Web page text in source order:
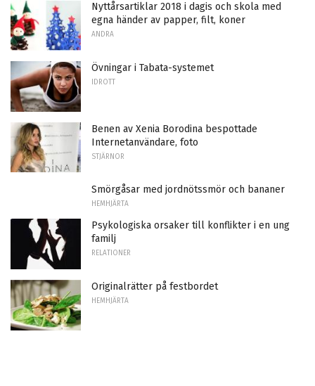
Nyttårsartiklar 2018 i dagis och skola med
egna händer av papper, filt, koner
ANDRA
Övningar i Tabata-systemet
IDROTT
Benen av Xenia Borodina bespottade
Internetanvändare, foto
STJÄRNOR
Smörgåsar med jordnötssmör och bananer
HEMHJÄRTA
Psykologiska orsaker till konflikter i en ung
familj
RELATIONER
Originalrätter på festbordet
HEMHJÄRTA